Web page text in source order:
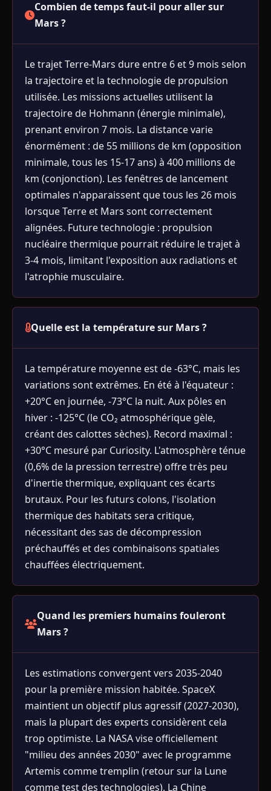
Combien de temps faut-il pour aller sur
Mars ?
Le trajet Terre-Mars dure entre 6 et 9 mois selon
la trajectoire et la technologie de propulsion
utilisée. Les missions actuelles utilisent la
trajectoire de Hohmann (énergie minimale),
prenant environ 7 mois. La distance varie
énormément : de 55 millions de km (opposition
minimale, tous les 15-17 ans) à 400 millions de
km (conjonction). Les fenêtres de lancement
optimales n'apparaissent que tous les 26 mois
lorsque Terre et Mars sont correctement
alignées. Future technologie : propulsion
nucléaire thermique pourrait réduire le trajet à
3-4 mois, limitant l'exposition aux radiations et
l'atrophie musculaire.
Quelle est la température sur Mars ?
La température moyenne est de -63°C, mais les
variations sont extrêmes. En été à l'équateur :
+20°C en journée, -73°C la nuit. Aux pôles en
hiver : -125°C (le CO₂ atmosphérique gèle,
créant des calottes sèches). Record maximal :
+30°C mesuré par Curiosity. L'atmosphère ténue
(0,6% de la pression terrestre) offre très peu
d'inertie thermique, expliquant ces écarts
brutaux. Pour les futurs colons, l'isolation
thermique des habitats sera critique,
nécessitant des sas de décompression
préchauffés et des combinaisons spatiales
chauffées électriquement.
Quand les premiers humains fouleront
Mars ?
Les estimations convergent vers 2035-2040
pour la première mission habitée. SpaceX
maintient un objectif plus agressif (2027-2030),
mais la plupart des experts considèrent cela
trop optimiste. La NASA vise officiellement
"milieu des années 2030" avec le programme
Artemis comme tremplin (retour sur la Lune
comme test des technologies). La Chine